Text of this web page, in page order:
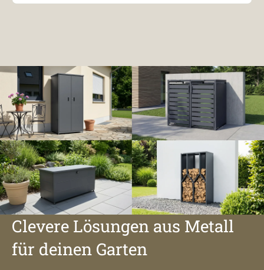
Clevere Lösungen aus Metall
für deinen Garten